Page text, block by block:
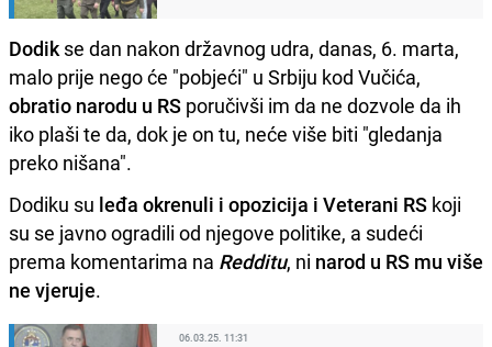
Dodik se dan nakon državnog udra, danas, 6. marta,
malo prije nego će "pobjeći" u Srbiju kod Vučića,
obratio narodu u RS poručivši im da ne dozvole da ih
iko plaši te da, dok je on tu, neće više biti "gledanja
preko nišana".
Dodiku su leđa okrenuli i opozicija i Veterani RS koji
su se javno ogradili od njegove politike, a sudeći
prema komentarima na Redditu, ni narod u RS mu više
ne vjeruje.
06.03.25. 11:31